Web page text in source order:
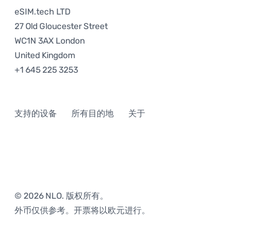
eSIM.tech LTD
27 Old Gloucester Street
WC1N 3AX London
United Kingdom
+1 645 225 3253
支持的设备 所有目的地 关于
© 2026 NLO. 版权所有。
外币仅供参考。开票将以欧元进行。